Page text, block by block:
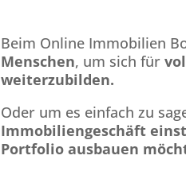
Beim Online Immobilien
Menschen, um sich für
weiterzubilden.
Oder um es einfach zu
Immobiliengeschäft
Portfolio ausbauen